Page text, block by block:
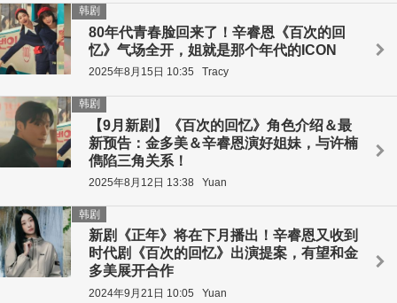
80年代青春脸回来了！辛睿恩《百次的回
忆》气场全开，姐就是那个年代的ICON
韩剧
2025年8月15日 10:35 Tracy
【9月新剧】《百次的回忆》角色介绍＆最
新预告：金多美＆辛睿恩演好姐妹，与许楠
儁陷三角关系！
韩剧
2025年8月12日 13:38 Yuan
新剧《正年》将在下月播出！辛睿恩又收到
时代剧《百次的回忆》出演提案，有望和金
多美展开合作
韩剧
2024年9月21日 10:05 Yuan